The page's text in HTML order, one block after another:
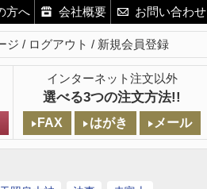
方へ 会社概要 お問い合わせ
ジ ログアウト 新規会員登録
インターネット注文以外
選べる3つの注文方法!!
FAX はがき メール